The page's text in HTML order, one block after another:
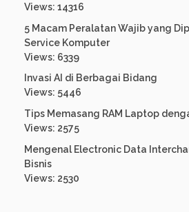
Views: 14316
5 Macam Peralatan Wajib yang
Service Komputer
Views: 6339
Invasi AI di Berbagai Bidang
Views: 5446
Tips Memasang RAM Laptop
Views: 2575
Mengenal Electronic Data
Bisnis
Views: 2530